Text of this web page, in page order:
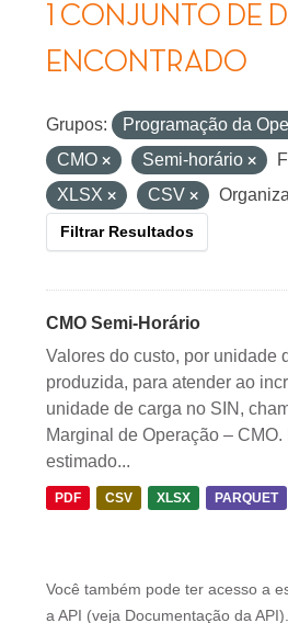
1 CONJUNTO DE
ENCONTRADO
Grupos: Programação da
CMO
Semi-horário
XLSX
CSV
Filtrar Resultados
CMO Semi-Horário
Valores do custo, por unidade
produzida, para atender ao
unidade de carga no SIN,
Marginal de Operação – CMO.
estimado...
PDF CSV XLSX PARQUET
Você também pode ter acesso a
a API (veja Documentação da API).